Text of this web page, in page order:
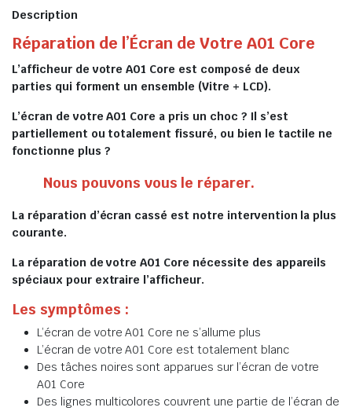
Description
Réparation de l’Écran de Votre A01 Core
L’afficheur de votre A01 Core est composé de deux
parties qui forment un ensemble (Vitre + LCD).
L’écran de votre A01 Core a pris un choc ? Il s’est
partiellement ou totalement fissuré, ou bien le tactile ne
fonctionne plus ?
Nous pouvons vous le réparer.
La réparation d’écran cassé est notre intervention la plus
courante.
La réparation de votre A01 Core nécessite des appareils
spéciaux pour extraire l’afficheur.
Les symptômes :
L’écran de votre A01 Core ne s’allume plus
L’écran de votre A01 Core est totalement blanc
Des tâches noires sont apparues sur l’écran de votre
A01 Core
Des lignes multicolores couvrent une partie de l’écran de